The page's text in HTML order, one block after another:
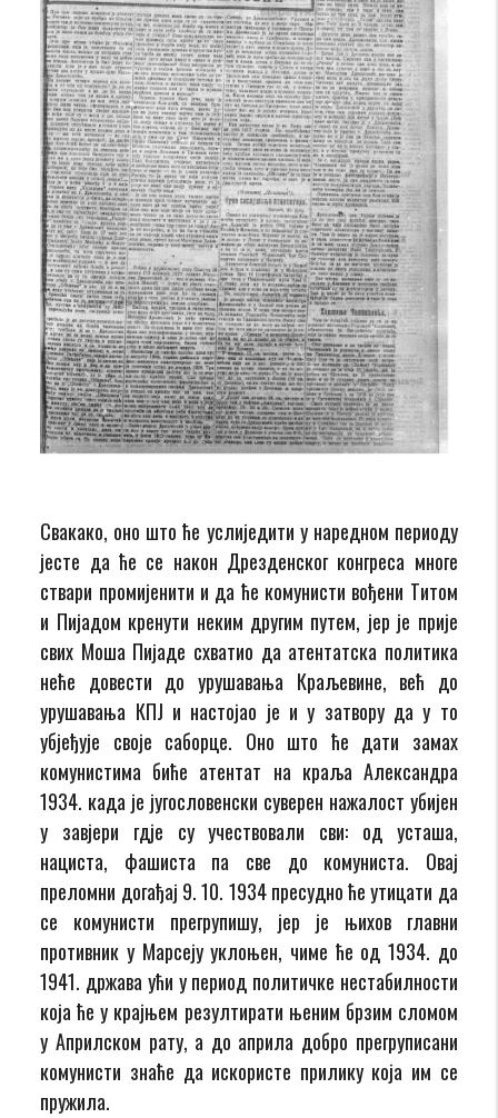
Свакако, оно што ће услиједити у наредном периоду
јесте да ће се након Дрезденског конгреса многе
ствари промијенити и да ће комунисти вођени Титом
и Пијадом кренути неким другим путем, јер је прије
свих Моша Пијаде схватио да атентатска политика
неће довести до урушавања Краљевине, већ до
урушавања КПЈ и настојао је и у затвору да у то
убјеђује своје саборце. Оно што ће дати замах
комунистима биће атентат на краља Александра
1934. када је југословенски суверен нажалост убијен
у завјери гдје су учествовали сви: од усташа,
нациста, фашиста па све до комуниста. Овај
преломни догађај 9. 10. 1934 пресудно ће утицати да
се комунисти прегрупишу, јер је њихов главни
противник у Марсеју уклоњен, чиме ће од 1934. до
1941. држава ући у период политичке нестабилности
која ће у крајњем резултирати њеним брзим сломом
у Априлском рату, а до априла добро прегруписани
комунисти знаће да искористе прилику која им се
пружила.